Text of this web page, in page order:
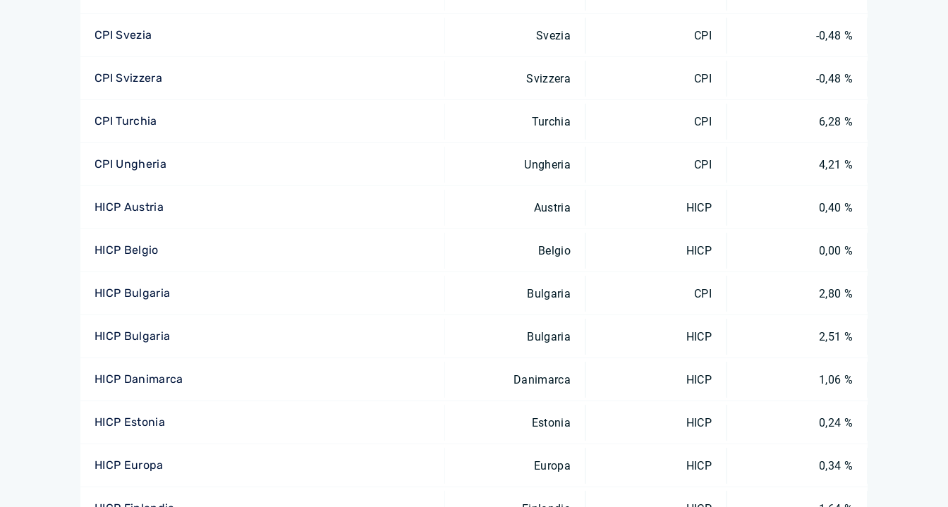
CPI Svezia Svezia CPI -0,48 %
CPI Svizzera Svizzera CPI -0,48 %
CPI Turchia Turchia CPI 6,28 %
CPI Ungheria Ungheria CPI 4,21 %
HICP Austria Austria HICP 0,40 %
HICP Belgio Belgio HICP 0,00 %
HICP Bulgaria Bulgaria CPI 2,80 %
HICP Bulgaria Bulgaria HICP 2,51 %
HICP Danimarca Danimarca HICP 1,06 %
HICP Estonia Estonia HICP 0,24 %
HICP Europa Europa HICP 0,34 %